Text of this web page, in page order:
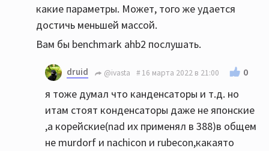
какие параметры. Может, того же удается
достичь меньшей массой.
Вам бы benchmark ahb2 послушать.
druid @ivasta 16 марта 2022 в 21:00 0
я тоже думал что канденсаторы и т.д. но
итам стоят конденсаторы даже не японские
,а корейские(nad их применял в 388)в общем
не murdorf и nachicon и rubecon,какаято